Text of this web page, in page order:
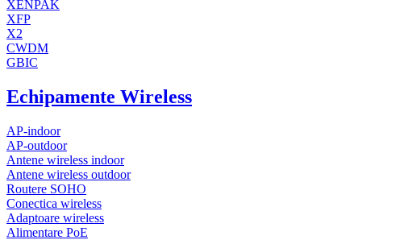
XENPAK
XFP
X2
CWDM
GBIC
Echipamente Wireless
AP-indoor
AP-outdoor
Antene wireless indoor
Antene wireless outdoor
Routere SOHO
Conectica wireless
Adaptoare wireless
Alimentare PoE